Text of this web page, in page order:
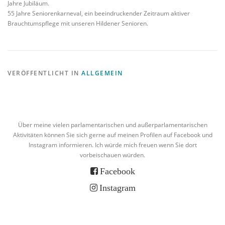
Jahre Jubiläum.
55 Jahre Seniorenkarneval, ein beeindruckender Zeitraum aktiver
Brauchtumspflege mit unseren Hildener Senioren.
VERÖFFENTLICHT IN ALLGEMEIN
Über meine vielen parlamentarischen und außerparlamentarischen
Aktivitäten können Sie sich gerne auf meinen Profilen auf Facebook und
Instagram informieren. Ich würde mich freuen wenn Sie dort
vorbeischauen würden.
Facebook
Instagram